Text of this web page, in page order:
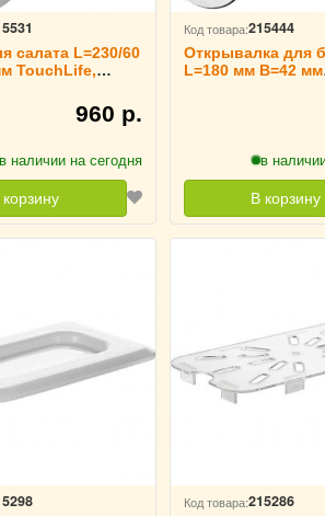
салата L=230/60
TouchLife,
960 р.
наличии на сегодня
Код товара:215444
Открывалка для
L=180 мм B=42 мм
в
В корзину
Код товара:215286